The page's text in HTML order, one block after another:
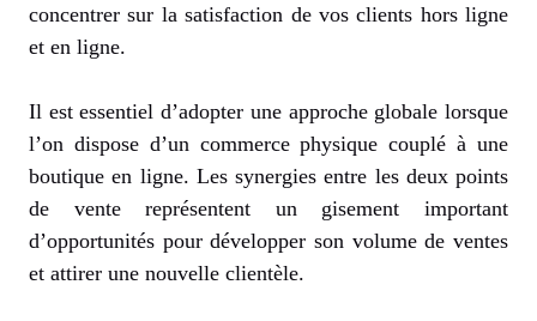
concentrer sur la satisfaction de vos clients hors ligne
et en ligne.
Il est essentiel d’adopter une approche globale lorsque
l’on dispose d’un commerce physique couplé à une
boutique en ligne. Les synergies entre les deux points
de vente représentent un gisement important
d’opportunités pour développer son volume de ventes
et attirer une nouvelle clientèle.